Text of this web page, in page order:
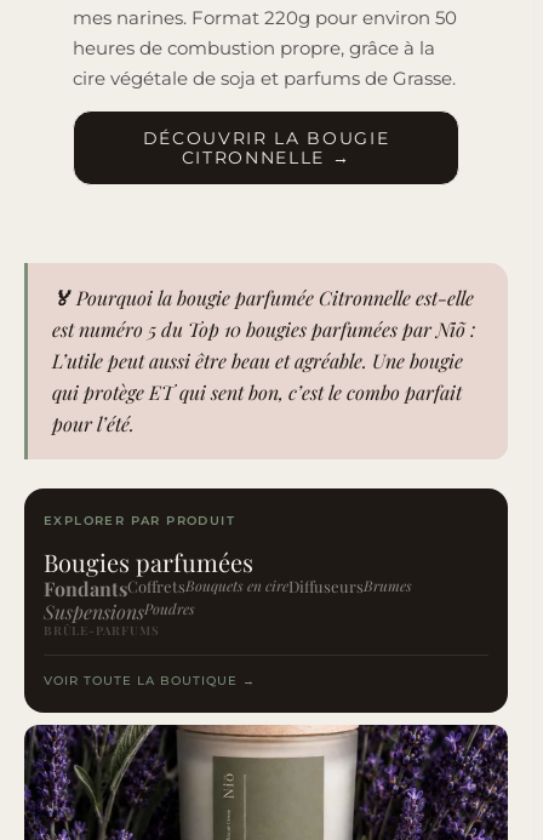
mes narines. Format 220g pour environ 50
heures de combustion propre, grâce à la
cire végétale de soja et parfums de Grasse.
DÉCOUVRIR LA BOUGIE
CITRONNELLE →
🏅 Pourquoi la bougie parfumée Citronnelle est-elle
est numéro 5 du Top 10 bougies parfumées par Niõ :
L’utile peut aussi être beau et agréable. Une bougie
qui protège ET qui sent bon, c’est le combo parfait
pour l’été.
EXPLORER PAR PRODUIT
Bougies parfumées
FondantsCoffretsBouquets en cireDiffuseursBrumes
SuspensionsPoudres
BRÛLE-PARFUMS
VOIR TOUTE LA BOUTIQUE →